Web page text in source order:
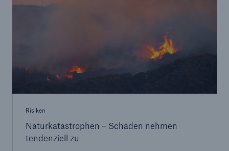
Risiken
Naturkatastrophen – Schäden nehmen
tendenziell zu